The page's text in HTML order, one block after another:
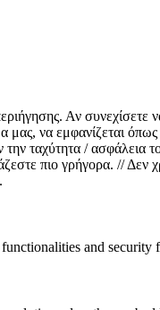
Αν συνεχίσετε
να εμφανίζεται όπως
ταχύτητα / ασφάλεια
πιο γρήγορα. //
and security